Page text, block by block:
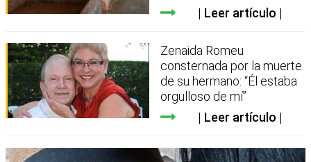
Leer artículo
Zenaida Romeu
consternada por la muerte
de su hermano: “Él estaba
orgulloso de mí”
Leer artículo